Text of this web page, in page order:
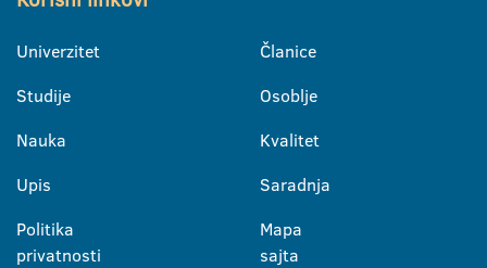
Univerzitet
Studije
Nauka
Upis
Politika
privatnosti
Članice
Osoblje
Kvalitet
Saradnja
Mapa
sajta